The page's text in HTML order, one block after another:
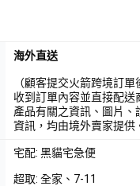
海外直送
（顧客提交火箭跨境訂
收到訂單內容並直接配送
產品有關之資訊、圖片、
資訊，均由境外賣家提供
宅配: 黑貓宅急便
超取: 全家、7-11